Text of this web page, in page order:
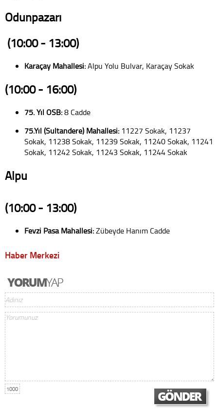
Odunpazarı
(10:00 - 13:00)
Karaçay Mahallesi:Alpu Yolu Bulvar, Karaçay Sokak
(10:00 - 16:00)
75. Yıl OSB:8 Cadde
75.Yıl (Sultandere) Mahallesi: 11227 Sokak, 11237
Sokak, 11238 Sokak, 11239 Sokak, 11240 Sokak, 11241
Sokak, 11242 Sokak, 11243 Sokak, 11244 Sokak
Alpu
(10:00 - 13:00)
Fevzi Paşa Mahallesi:Zübeyde Hanım Cadde
Haber Merkezi
1000